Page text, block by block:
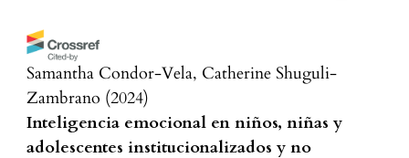
Samantha Condor-Vela, Catherine Shuguli-
Zambrano (2024)
Inteligencia emocional en niños, niñas y
adolescentes institucionalizados y no